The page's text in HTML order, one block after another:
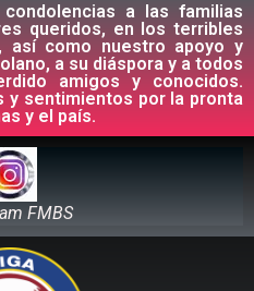
a las familias
queridos, en los terribles
así como nuestro apoyo y
a su diáspora y a todos
amigos y conocidos.
y sentimientos por la pronta
y el país.
FMBS